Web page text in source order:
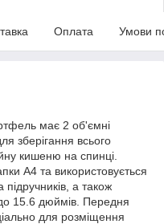
Оплата Умови
має 2 об'ємні
зберігання всього
кишеню на спинці.
А4 та використовується
підручників, а також
15.6 дюймів. Передня
для розміщення